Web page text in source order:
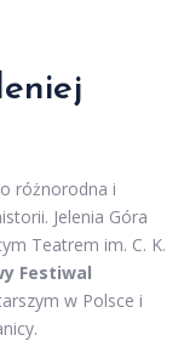
różnorodna i
Jelenia Góra
Teatrem im. C. K.
Festiwal
w Polsce i